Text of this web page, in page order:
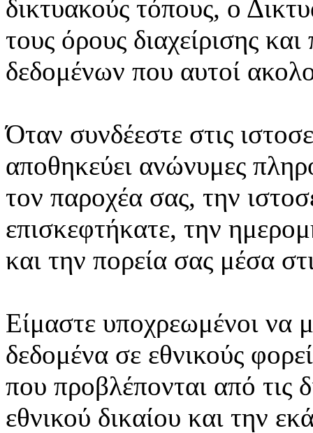
δικτυακούς τόπους, ο
τους όρους διαχείρισης
δεδομένων που αυτοί
Όταν συνδέεστε στις
αποθηκεύει ανώνυμες
τον παροχέα σας, την
επισκεφτήκατε, την
και την πορεία σας μέσα
Είμαστε υποχρεωμένοι να
δεδομένα σε εθνικούς
που προβλέπονται από τις
εθνικού δικαίου και την